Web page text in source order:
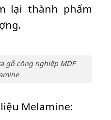
lại thành phẩm
gỗ công nghiệp MDF
Melamine: